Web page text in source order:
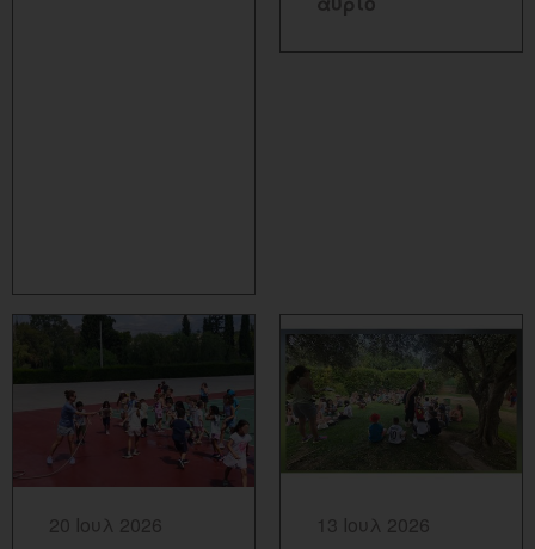
20 Ιουλ 2026
13 Ιουλ 2026